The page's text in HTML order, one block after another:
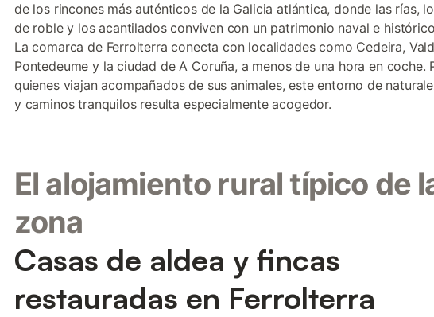
de los rincones más auténticos de la Galicia atlántica, donde las rías,
de roble y los acantilados conviven con un patrimonio naval e
La comarca de Ferrolterra conecta con localidades como Cedeira,
Pontedeume y la ciudad de A Coruña, a menos de una hora en coche.
quienes viajan acompañados de sus animales, este entorno de
y caminos tranquilos resulta especialmente acogedor.
El alojamiento rural típico de
zona
Casas de aldea y fincas
restauradas en Ferrolterra